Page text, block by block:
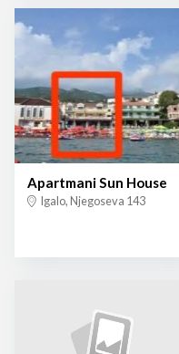
Apartmani Sun House
Igalo, Njegoseva 143